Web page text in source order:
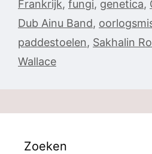
Frankrijk, fungi, genetica,
Dub Ainu Band,
paddestoelen, Sakhalin
Wallace
Zoeken